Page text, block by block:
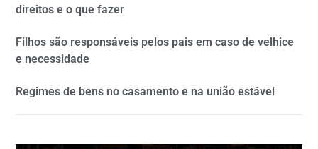
direitos e o que fazer
Filhos são responsáveis pelos pais em caso de velhice
e necessidade
Regimes de bens no casamento e na união estável